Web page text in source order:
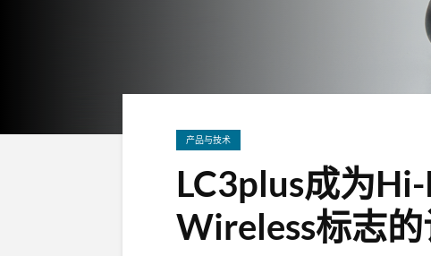
产品与技术
LC3plus成为
Wireless标志